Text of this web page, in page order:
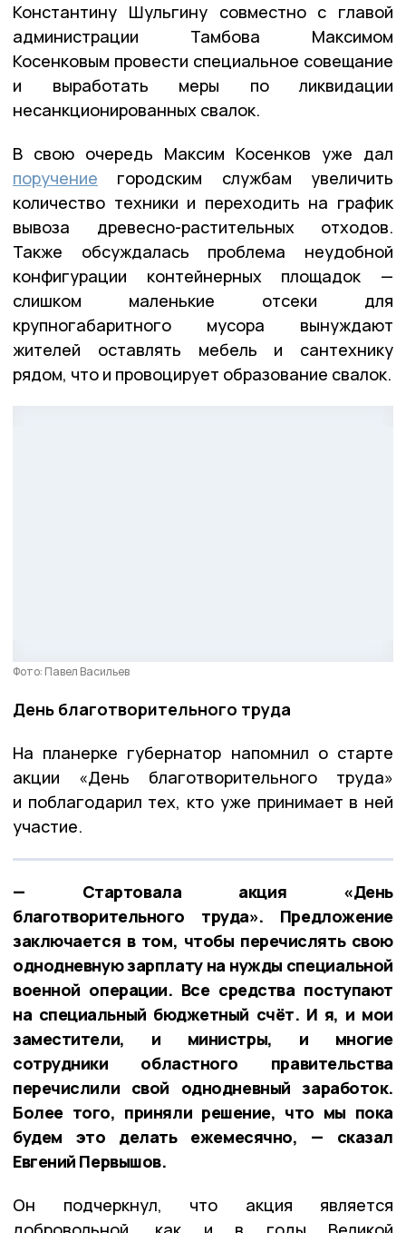
Константину Шульгину совместно с главой
администрации Тамбова Максимом
Косенковым провести специальное совещание
и выработать меры по ликвидации
несанкционированных свалок.
В свою очередь Максим Косенков уже дал
поручение городским службам увеличить
количество техники и переходить на график
вывоза древесно-растительных отходов.
Также обсуждалась проблема неудобной
конфигурации контейнерных площадок —
слишком маленькие отсеки для
крупногабаритного мусора вынуждают
жителей оставлять мебель и сантехнику
рядом, что и провоцирует образование свалок.
Фото: Павел Васильев
День благотворительного труда
На планерке губернатор напомнил о старте
акции «День благотворительного труда»
и поблагодарил тех, кто уже принимает в ней
участие.
— Стартовала акция «День
благотворительного труда». Предложение
заключается в том, чтобы перечислять свою
однодневную зарплату на нужды специальной
военной операции. Все средства поступают
на специальный бюджетный счёт. И я, и мои
заместители, и министры, и многие
сотрудники областного правительства
перечислили свой однодневный заработок.
Более того, приняли решение, что мы пока
будем это делать ежемесячно, — сказал
Евгений Первышов.
Он подчеркнул, что акция является